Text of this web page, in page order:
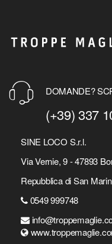
DOMANDE?
(+39) 337
SINE LOCO S.r.l.
Via Vernie, 9 - 47893
Repubblica di San
0549 999748